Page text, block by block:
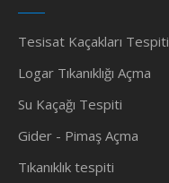
Tesisat Kaçakları Tespiti
Logar Tıkanıklığı Açma
Su Kaçağı Tespiti
Gider - Pimaş Açma
Tıkanıklık tespiti